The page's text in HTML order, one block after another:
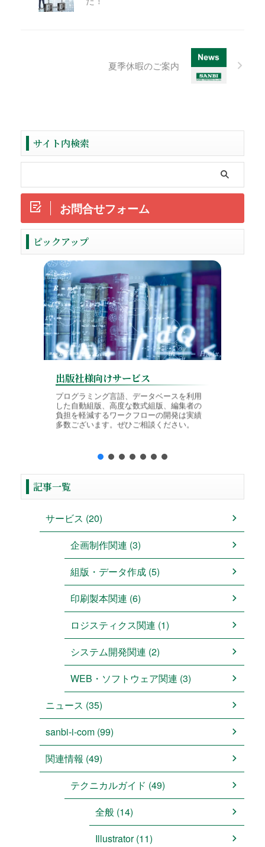
夏季休暇のご案内
サイト内検索
お問合せフォーム
ピックアップ
ReadMore
プログラミング言語、データベースを利用
した自動組版、高度な数式組版、編集者の
負担を軽減するワークフローの開発は実績
多数ございます。ぜひご相談ください。
出版社様向けサービス
記事一覧
サービス (20)
企画制作関連 (3)
組版・データ作成 (5)
印刷製本関連 (6)
ロジスティクス関連 (1)
システム開発関連 (2)
WEB・ソフトウェア関連 (3)
ニュース (35)
sanbi-i-com (99)
関連情報 (49)
テクニカルガイド (49)
全般 (14)
Illustrator (11)